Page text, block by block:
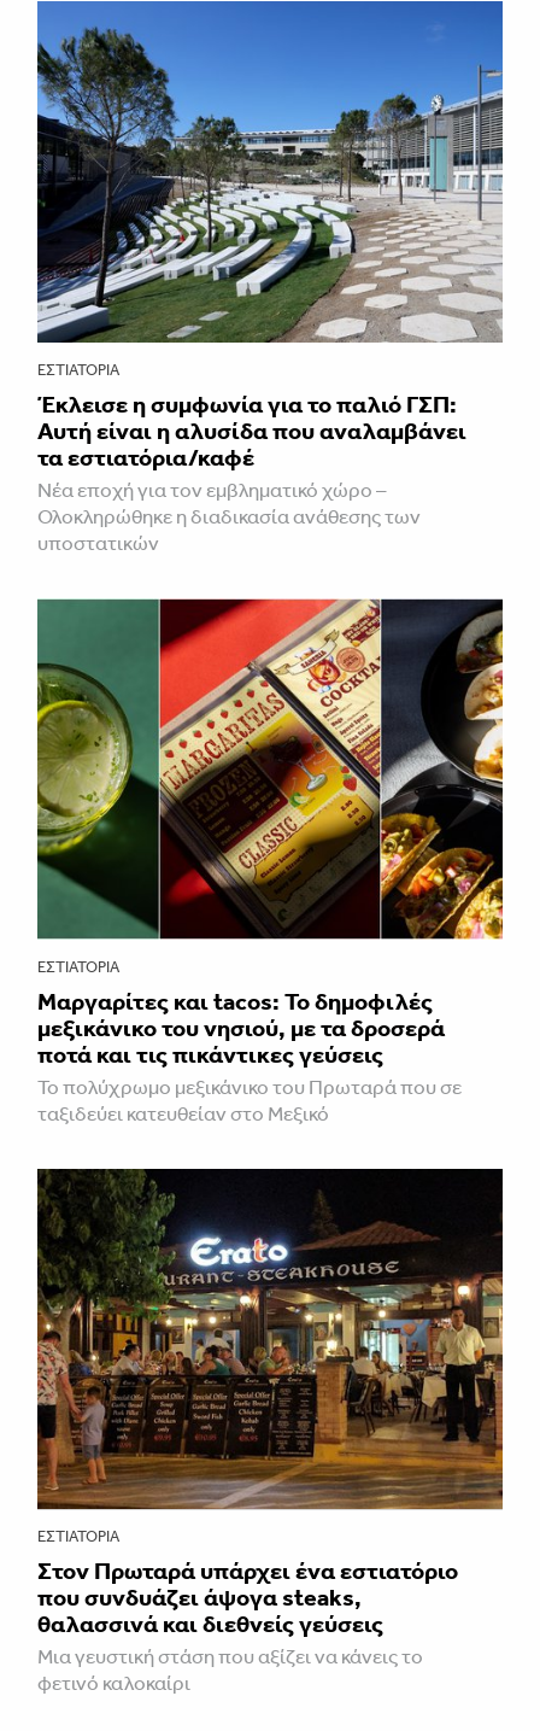
ΕΣΤΙΑΤΌΡΙΑ
Έκλεισε η συμφωνία για το παλιό ΓΣΠ:
Αυτή είναι η αλυσίδα που αναλαμβάνει
τα εστιατόρια/καφέ
Νέα εποχή για τον εμβληματικό χώρο –
Ολοκληρώθηκε η διαδικασία ανάθεσης των
υποστατικών
ΕΣΤΙΑΤΌΡΙΑ
Μαργαρίτες και tacos: Το δημοφιλές
μεξικάνικο του νησιού, με τα δροσερά
ποτά και τις πικάντικες γεύσεις
Το πολύχρωμο μεξικάνικο του Πρωταρά που σε
ταξιδεύει κατευθείαν στο Μεξικό
ΕΣΤΙΑΤΌΡΙΑ
Στον Πρωταρά υπάρχει ένα εστιατόριο
που συνδυάζει άψογα steaks,
θαλασσινά και διεθνείς γεύσεις
Μια γευστική στάση που αξίζει να κάνεις το
φετινό καλοκαίρι